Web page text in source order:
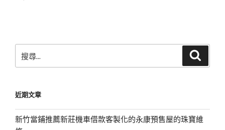
尋
字:
近期文章
新竹當鋪推薦新莊機車借款客製化的永康預售屋的珠寶維